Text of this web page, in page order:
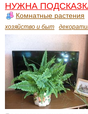
НУЖНА
Комнатные растения
хозяйство и быт